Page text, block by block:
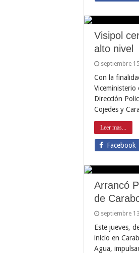
Visipol
alto nivel
septiembre
Con la
Viceministerio
Dirección
Cojedes y
Leer mas...
Facebook
Arrancó
de
septiembre
Este jueves,
inicio en
Agua,